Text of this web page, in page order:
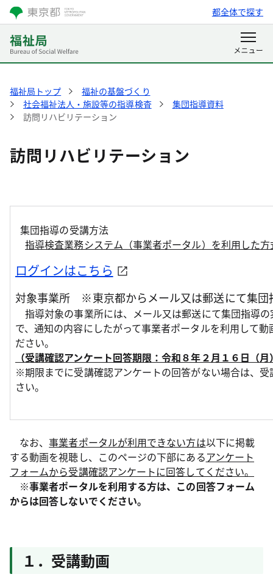
都全体で探す
福祉局トップ
福祉の基盤づくり
社会福祉法人・施設等の指導検査
集団指導資料
訪問リハビリテーション
訪問リハビリテーション
集団指導の受講方法
指導検査業務システム（事業者ポータル）を利用した
ログインはこちら
対象事業所 ※東京都からメール又は郵送にて集団
指導対象の事業所には、メール又は郵送にて集団指導
で、通知の内容にしたがって事業者ポータルを利用して
ださい。
（受講確認アンケート回答期限：令和８年２月１６日（月
※期限までに受講確認アンケートの回答がない場合は、
さい。
なお、事業者ポータルが利用できない方は以下に掲載
する動画を視聴し、このページの下部にあるアンケート
フォームから受講確認アンケートに回答してください。
※事業者ポータルを利用する方は、この回答フォーム
からは回答しないでください。
１．受講動画